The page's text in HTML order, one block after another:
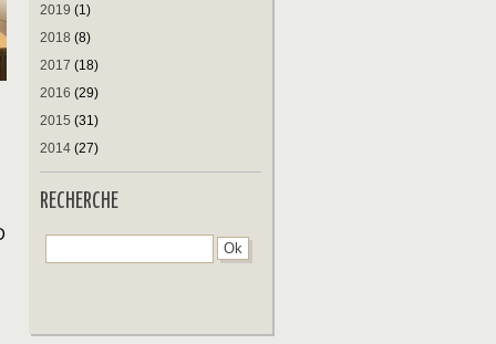
2019 (1)
2018 (8)
2017 (18)
2016 (29)
2015 (31)
2014 (27)
RECHERCHE